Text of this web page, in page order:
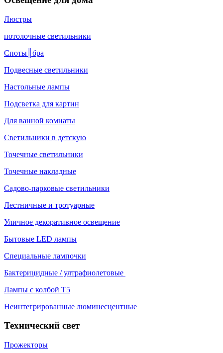
Люстры
потолочные светильники
Споты║бра
Подвесные светильники
Настольные лампы
Подсветка для картин
Для ванной комнаты
Светильники в детскую
Точечные светильники
Точечные накладные
Садово-парковые светильники
Лестничные и тротуарные
Уличное декоративное освещение
Бытовые LED лампы
Специальные лампочки
Бактерицидные / ултрафиолетовые
Лампы с колбой Т5
Неинтегрированные люминесцентные
Технический свет
Прожекторы